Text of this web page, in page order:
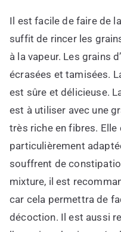
Il est facile de faire de
suffit de rincer les
à la vapeur. Les grains
écrasées et tamisées.
est sûre et délicieuse.
est à utiliser avec une
très riche en fibres. Elle
particulièrement
souffrent de
mixture, il est
car cela permettra de
décoction. Il est aussi